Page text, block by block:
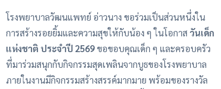
โรงพยาบาลวัฒนแพทย์ อ่าวนาง ขอร่วมเป็นส่วนหนึ่งใน
การสร้างรอยยิ้มและความสุขให้กับน้อง ๆ ในโอกาส วันเด็ก
แห่งชาติ ประจำปี 2569 ขอขอบคุณเด็ก ๆ และครอบครัว
ที่มาร่วมสนุกกับกิจกรรมสุดเพลินจากบูธของโรงพยาบาล
ภายในงานมีกิจกรรมสร้างสรรค์มากมาย พร้อมของรางวัล